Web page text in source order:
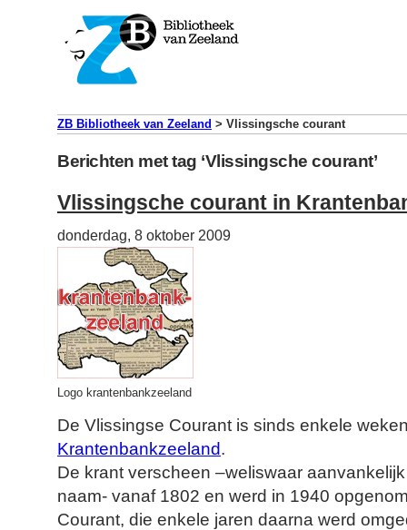
ZB Bibliotheek van Zeeland > Vlissingsche courant
Berichten met tag ‘Vlissingsche courant’
Vlissingsche courant in
donderdag, 8 oktober 2009
Logo krantenbankzeeland
De Vlissingse Courant is sinds enkele
Krantenbankzeeland.
De krant verscheen –weliswaar
naam- vanaf 1802 en werd in 1940
Courant, die enkele jaren daarna werd